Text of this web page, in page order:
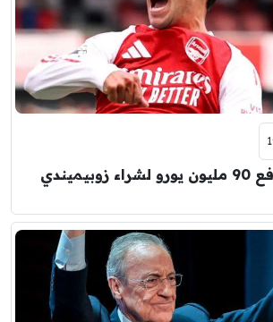
ريال مدريد لن يدفع 90 مليون يورو لشراء زوبيميندي